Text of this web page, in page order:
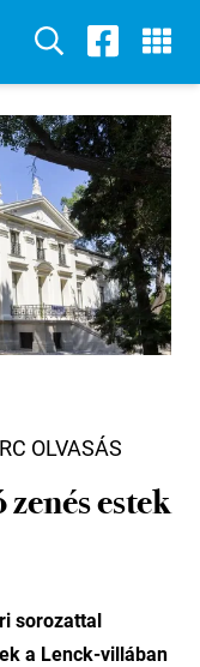
OLVASÁS
estek
sorozattal
a Lenck-villában